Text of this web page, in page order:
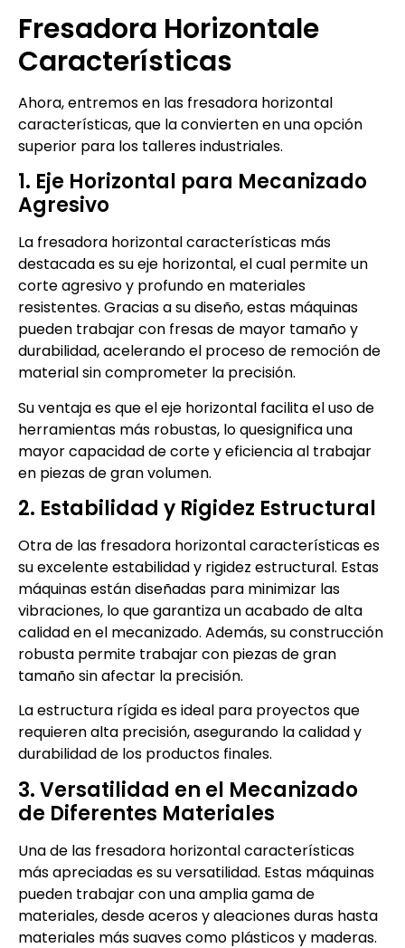
Fresadora Horizontale
Características
Ahora, entremos en las fresadora horizontal
características, que la convierten en una opción
superior para los talleres industriales.
1. Eje Horizontal para Mecanizado
Agresivo
La fresadora horizontal características más
destacada es su eje horizontal, el cual permite un
corte agresivo y profundo en materiales
resistentes. Gracias a su diseño, estas máquinas
pueden trabajar con fresas de mayor tamaño y
durabilidad, acelerando el proceso de remoción de
material sin comprometer la precisión.
Su ventaja es que el eje horizontal facilita el uso de
herramientas más robustas, lo quesignifica una
mayor capacidad de corte y eficiencia al trabajar
en piezas de gran volumen.
2. Estabilidad y Rigidez Estructural
Otra de las fresadora horizontal características es
su excelente estabilidad y rigidez estructural. Estas
máquinas están diseñadas para minimizar las
vibraciones, lo que garantiza un acabado de alta
calidad en el mecanizado. Además, su construcción
robusta permite trabajar con piezas de gran
tamaño sin afectar la precisión.
La estructura rígida es ideal para proyectos que
requieren alta precisión, asegurando la calidad y
durabilidad de los productos finales.
3. Versatilidad en el Mecanizado
de Diferentes Materiales
Una de las fresadora horizontal características
más apreciadas es su versatilidad. Estas máquinas
pueden trabajar con una amplia gama de
materiales, desde aceros y aleaciones duras hasta
materiales más suaves como plásticos y maderas.